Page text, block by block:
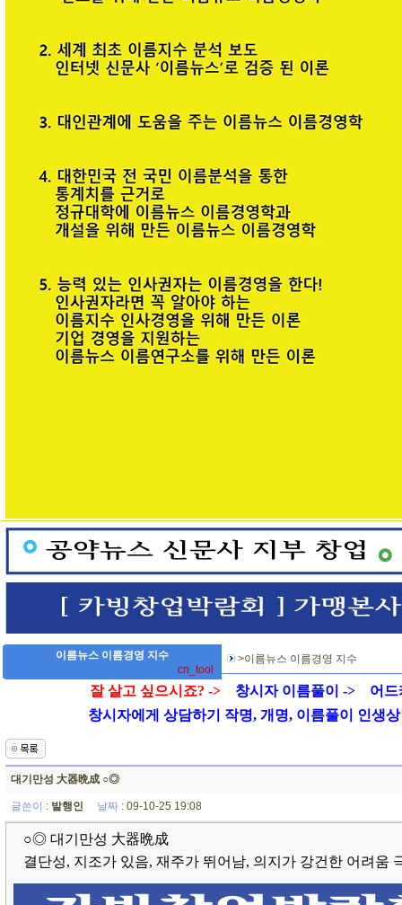
이름뉴스 이름경영 지수
cn_tool
>이름뉴스 이름경영 지수
잘 살고 싶으시죠? -> 창시자 이름풀이 ->
어드
창시자에게 상담하기 작명, 개명, 이름풀이 인생상
대기만성 大器晩成 ○◎
글쓴이 : 발행인 날짜: 09-10-25 19:08
○◎ 대기만성 大器晩成
결단성, 지조가 있음, 재주가 뛰어남, 의지가 강건한 어려움